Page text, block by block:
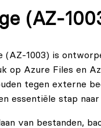
(AZ-
(AZ-1003) is
op Azure Files en
tegen externe
essentiële stap
van bestanden,